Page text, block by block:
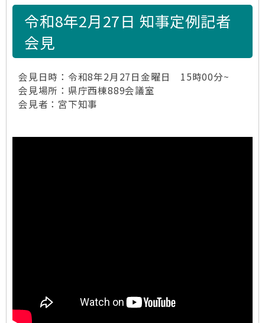
令和8年2月27日 知事定例記者
会見
会見日時：令和8年2月27日金曜日 15時00分~
会見場所：県庁西棟889会議室
会見者：宮下知事